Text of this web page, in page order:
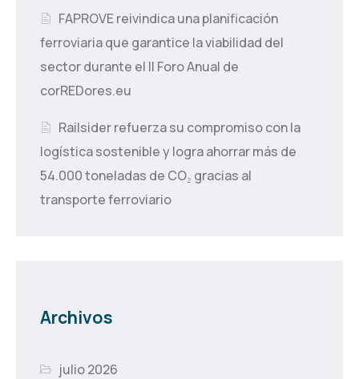
FAPROVE reivindica una planificación
ferroviaria que garantice la viabilidad del
sector durante el II Foro Anual de
corREDores.eu
Railsider refuerza su compromiso con la
logística sostenible y logra ahorrar más de
54.000 toneladas de CO₂ gracias al
transporte ferroviario
Archivos
julio 2026